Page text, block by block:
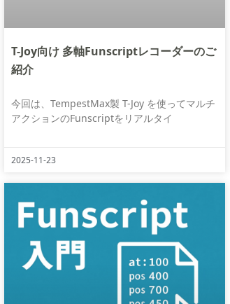
T-Joy向け 多軸Funscriptレコーダーのご
紹介
今回は、TempestMax製 T-Joy を使ってマルチ
アクションのFunscriptをリアルタイ
2025-11-23